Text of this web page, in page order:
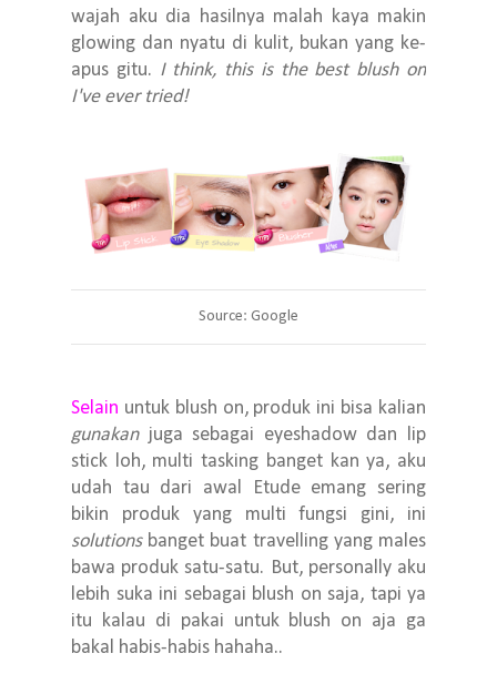
wajah aku dia hasilnya malah kaya makin
glowing dan nyatu di kulit, bukan yang ke-
apus gitu. I think, this is the best blush on
I've ever tried!
Source: Google
Selain untuk blush on, produk ini bisa kalian
gunakanjuga sebagai eyeshadow dan lip
stick loh, multi tasking banget kan ya, aku
udah tau dari awal Etude emang sering
bikin produk yang multi fungsi gini, ini
solutionsbanget buat travelling yang males
bawa produk satu-satu. But, personally aku
lebih suka ini sebagai blush on saja, tapi ya
itu kalau di pakai untuk blush on aja ga
bakal habis-habis hahaha..